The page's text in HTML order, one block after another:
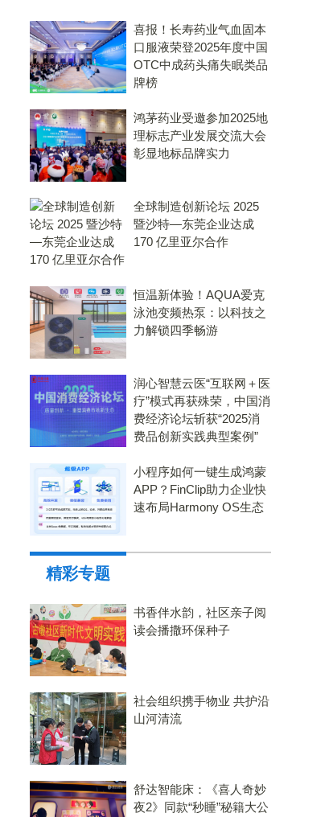
喜报！长寿药业气血固本
口服液荣登2025年度中国
OTC中成药头痛失眠类品
牌榜
鸿茅药业受邀参加2025地
理标志产业发展交流大会
彰显地标品牌实力
全球制造创新论坛 2025
暨沙特—东莞企业达成
170 亿里亚尔合作
恒温新体验！AQUA爱克
泳池变频热泵：以科技之
力解锁四季畅游
润心智慧云医“互联网＋医
疗”模式再获殊荣，中国消
费经济论坛斩获“2025消
费品创新实践典型案例”
小程序如何一键生成鸿蒙
APP？FinClip助力企业快
速布局Harmony OS生态
精彩专题
书香伴水韵，社区亲子阅
读会播撒环保种子
社会组织携手物业 共护沿
山河清流
舒达智能床：《喜人奇妙
夜2》同款“秒睡”秘籍大公